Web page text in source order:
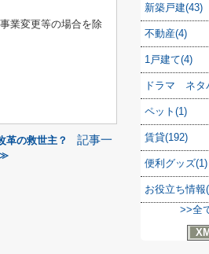
業変更等の場合を除
革の救世主？
記事一
≫
新築戸建(43)
不動産(4)
1戸建て(4)
ドラマ ネタ
ペット(1)
賃貸(192)
便利グッズ(1)
お役立ち情報
>>全